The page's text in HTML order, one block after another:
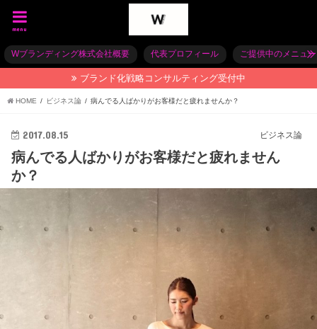
menu
Wブランディング株式会社概要 代表プロフィール ご提供中のメニュー
ブランド化戦略コンサルティング受付中
HOME ビジネス論 病んでる人ばかりがお客様だと疲れませんか？
ビジネス論
2017.08.15
病んでる人ばかりがお客様だと疲れません
か？